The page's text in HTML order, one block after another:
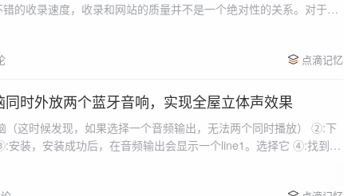
的收录速度，收录和网站的质量并不是一个绝对性的关系。对于质
点滴记忆
同时外放两个蓝牙音响，实现全屋立体声效果
这时候发现，如果选择一个音频输出，无法两个同时播放） ②:下
，安装成功后，在音频输出会显示一个line1。选择它 ④:找到安